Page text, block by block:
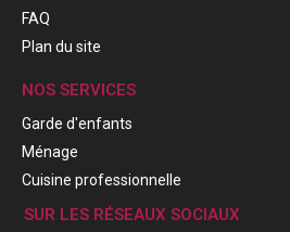
FAQ
Plan du site
NOS SERVICES
Garde d'enfants
Ménage
Cuisine professionnelle
SUR LES RÉSEAUX SOCIAUX